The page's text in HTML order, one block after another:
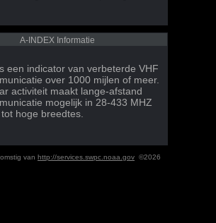
A-INDEX Informatie
een indicator van verbeterde VHF
over 1000 mijlen of meer.
activiteit maakt lange-afstand
mogelijk in 28-433 MHZ
hoge breedtes.
van http://services.swpc.noaa.gov ©2026